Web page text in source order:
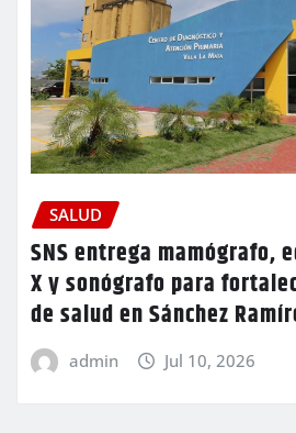
SALUD
SNS entrega mamógrafo,
X y sonógrafo para
de salud en Sánchez
admin Jul 10, 2026